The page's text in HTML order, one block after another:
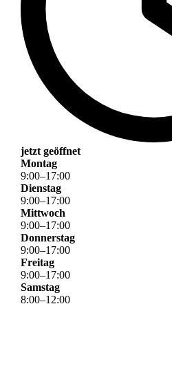
jetzt geöffnet
Montag
9:00–17:00
Dienstag
9:00–17:00
Mittwoch
9:00–17:00
Donnerstag
9:00–17:00
Freitag
9:00–17:00
Samstag
8:00–12:00